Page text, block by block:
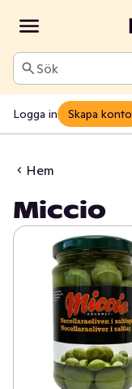
Sök
Logga in Skapa konto
Hem
Miccio